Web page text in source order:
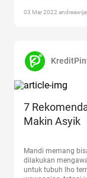
03 Mar 2022
7
Makin Asyik
Mandi memang
dilakukan
untuk tubuh lho